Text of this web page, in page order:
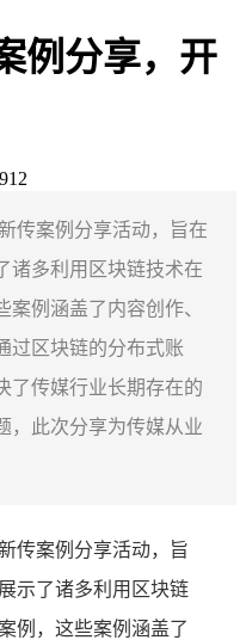
例分享，开
传案例分享活动，旨在
诸多利用区块链技术在
例涵盖了内容创作、
过区块链的分布式账
了传媒行业长期存在的
，此次分享为传媒从业
传案例分享活动，旨
展示了诸多利用区块链
例，这些案例涵盖了